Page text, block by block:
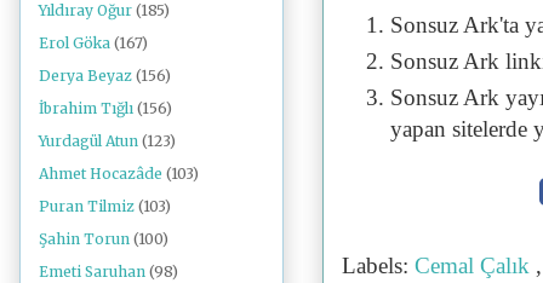
Sonsuz Ark'ta
Sonsuz Ark
Sonsuz Ark
yapan sitelerde
Labels: Cemal Çalık
Yıldıray Oğur (185)
Erol Göka (167)
Derya Beyaz (156)
İbrahim Tığlı (156)
Yurdagül Atun (123)
Ahmet Hocazâde (103)
Puran Tilmiz (103)
Şahin Torun (100)
Emeti Saruhan (98)